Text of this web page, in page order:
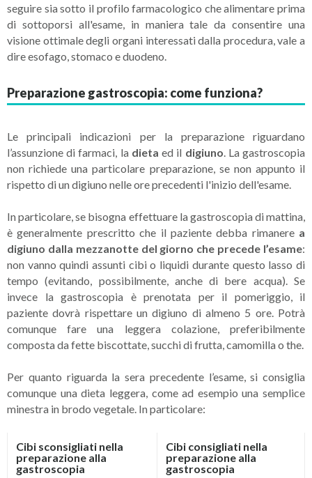
seguire sia sotto il profilo farmacologico che alimentare prima
di sottoporsi all'esame, in maniera tale da consentire una
visione ottimale degli organi interessati dalla procedura, vale a
dire esofago, stomaco e duodeno.
Preparazione gastroscopia: come funziona?
Le principali indicazioni per la preparazione riguardano
l’assunzione di farmaci, la dietaed il digiuno. La gastroscopia
non richiede una particolare preparazione, se non appunto il
rispetto di un digiuno nelle ore precedenti l'inizio dell'esame.
In particolare, se bisogna effettuare la gastroscopia di mattina,
è generalmente prescritto che il paziente debba rimanere a
digiuno dalla mezzanotte del giorno che precede l’esame:
non vanno quindi assunti cibi o liquidi durante questo lasso di
tempo (evitando, possibilmente, anche di bere acqua). Se
invece la gastroscopia è prenotata per il pomeriggio, il
paziente dovrà rispettare un digiuno di almeno 5 ore. Potrà
comunque fare una leggera colazione, preferibilmente
composta da fette biscottate, succhi di frutta, camomilla o the.
Per quanto riguarda la sera precedente l’esame, si consiglia
comunque una dieta leggera, come ad esempio una semplice
minestra in brodo vegetale. In particolare:
Cibi sconsigliati nella
preparazione alla
gastroscopia
Cibi consigliati nella
preparazione alla
gastroscopia